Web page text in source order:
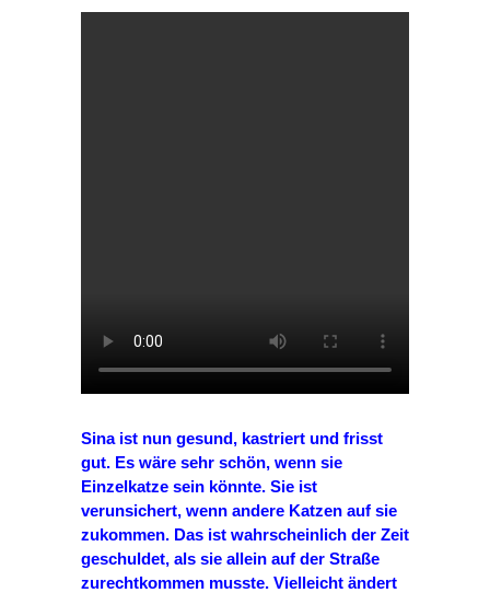
Sina ist nun gesund, kastriert und frisst
gut. Es wäre sehr schön, wenn sie
Einzelkatze sein könnte. Sie ist
verunsichert, wenn andere Katzen auf sie
zukommen. Das ist wahrscheinlich der Zeit
geschuldet, als sie allein auf der Straße
zurechtkommen musste. Vielleicht ändert